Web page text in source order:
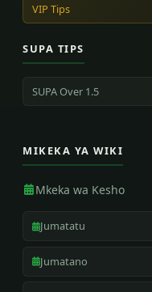
VIP Tips
SUPA TIPS
SUPA Over 1.5
MIKEKA YA WIKI
Mkeka wa Kesho
Jumatatu
Jumatano